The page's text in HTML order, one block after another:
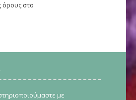
όρους στο
με